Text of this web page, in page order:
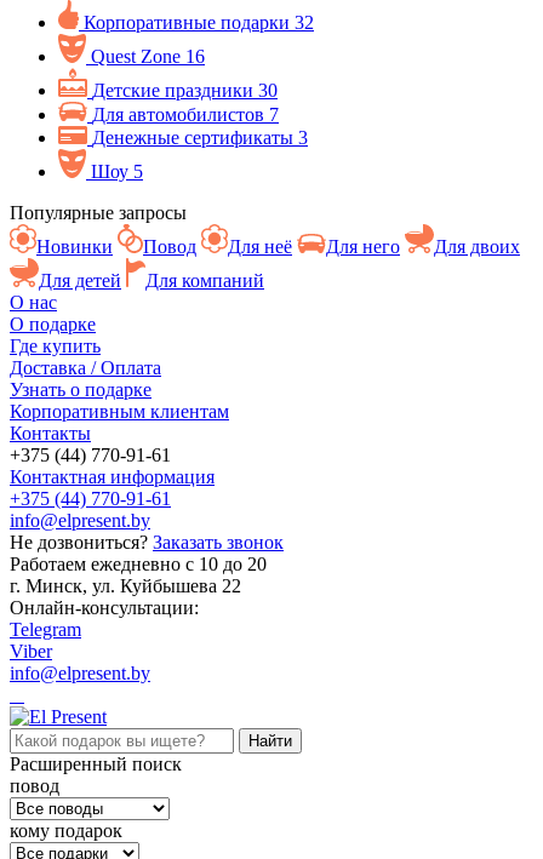
Корпоративные подарки 32
Quest Zone 16
Детские праздники 30
Для автомобилистов 7
Денежные сертификаты 3
Шоу 5
Популярные запросы
Новинки
Повод Для неё Для него
Для двоих
Для детей
Для компаний
О нас
О подарке
Где купить
Доставка / Оплата
Узнать о подарке
Корпоративным клиентам
Контакты
+375 (44) 770-91-61
Контактная информация
+375 (44) 770-91-61
info@elpresent.by
Не дозвониться? Заказать звонок
Работаем ежедневно c 10 до 20
г. Минск, ул. Куйбышева 22
Онлайн-консультации:
Telegram
Viber
info@elpresent.by
Расширенный поиск
повод
кому подарок